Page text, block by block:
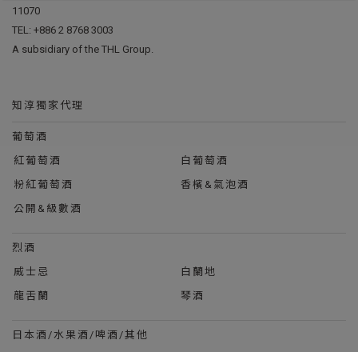
11070
TEL: +886 2 8768 3003
A subsidiary of the THL Group.
知淳獨家代理
葡萄酒
紅葡萄酒
白葡萄酒
粉紅葡萄酒
香檳&氣泡酒
公開&級數酒
烈酒
威士忌
白蘭地
龍舌蘭
琴酒
日本酒/水果酒/啤酒/其他